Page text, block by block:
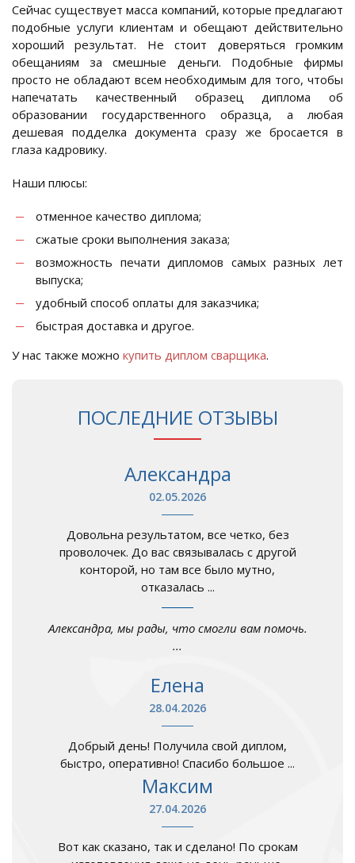
Сейчас существует масса компаний, которые предлагают
подобные услуги клиентам и обещают действительно
хороший результат. Не стоит доверяться громким
обещаниям за смешные деньги. Подобные фирмы
просто не обладают всем необходимым для того, чтобы
напечатать качественный образец диплома об
образовании государственного образца, а любая
дешевая подделка документа сразу же бросается в
глаза кадровику.
Наши плюсы:
отменное качество диплома;
сжатые сроки выполнения заказа;
возможность печати дипломов самых разных лет
выпуска;
удобный способ оплаты для заказчика;
быстрая доставка и другое.
У нас также можно купить диплом сварщика.
ПОСЛЕДНИЕ ОТЗЫВЫ
Александра
02.05.2026
Довольна результатом, все четко, без
проволочек. До вас связывалась с другой
конторой, но там все было мутно,
отказалась ...
Александра, мы рады, что смогли вам помочь.
...
Елена
28.04.2026
Добрый день! Получила свой диплом,
быстро, оперативно! Спасибо большое ...
Максим
27.04.2026
Вот как сказано, так и сделано! По срокам